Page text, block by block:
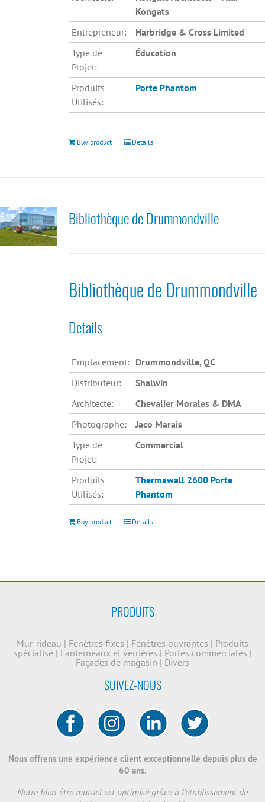
Kongats
Entrepreneur:
Harbridge & Cross Limited
Type de
Projet:
Éducation
Produits
Utilisés:
Porte Phantom
Buy product Details
Bibliothèque de Drummondville
Bibliothèque de Drummondville
Details
Emplacement: Drummondville, QC
Distributeur:
Shalwin
Architecte:
Chevalier Morales & DMA
Photographe:
Jaco Marais
Type de
Projet:
Commercial
Produits
Utilisés:
Thermawall 2600 Porte
Phantom
Buy product Details
PRODUITS
Mur-rideau | Fenêtres fixes | Fenêtres ouvrantes | Produits
spécialisé | Lanterneaux et verrières | Portes commerciales |
Façades de magasin | Divers
SUIVEZ-NOUS
Nous offrens une expérience client exceptionnelle depuis plus de
60 ans.
Notre bien-être mutuel est optimisé grâce à l'établissement de